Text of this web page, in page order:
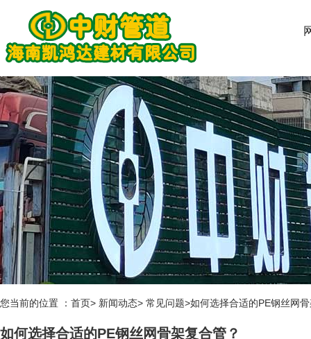
您当前的位置 ：首页> 新闻动态> 常见问题>如何选择合适的PE钢丝网
如何选择合适的PE钢丝网骨架复合管？